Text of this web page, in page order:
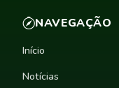
NAVEGAÇÃO
Início
Notícias